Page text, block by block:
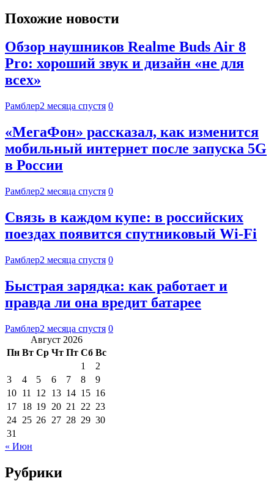
Похожие новости
Обзор наушников Realme Buds Air 8
Pro: хороший звук и дизайн «не для
всех»
Рамблер2 месяца спустя 0
«МегаФон» рассказал, как изменится
мобильный интернет после запуска 5G
в России
Рамблер2 месяца спустя 0
Связь в каждом купе: в российских
поездах появится спутниковый Wi-Fi
Рамблер2 месяца спустя 0
Быстрая зарядка: как работает и
правда ли она вредит батарее
Рамблер2 месяца спустя 0
Август 2026
Пн Вт Ср Чт Пт Сб Вс
1
2
3
4 5 6 7 8
9
10 11 12 13 14 15 16
17 18 19 20 21 22 23
24 25 26 27 28 29 30
31
« Июн
Рубрики